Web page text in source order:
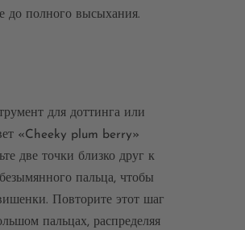
до полного высыхания.
для доттинга или
«Cheeky plum berry»
две точки близко друг к
пальца, чтобы
Повторите этот шаг
пальцах, распределяя